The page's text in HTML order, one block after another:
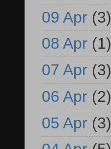
09 Apr (3)
08 Apr (1)
07 Apr (3)
06 Apr (2)
05 Apr (3)